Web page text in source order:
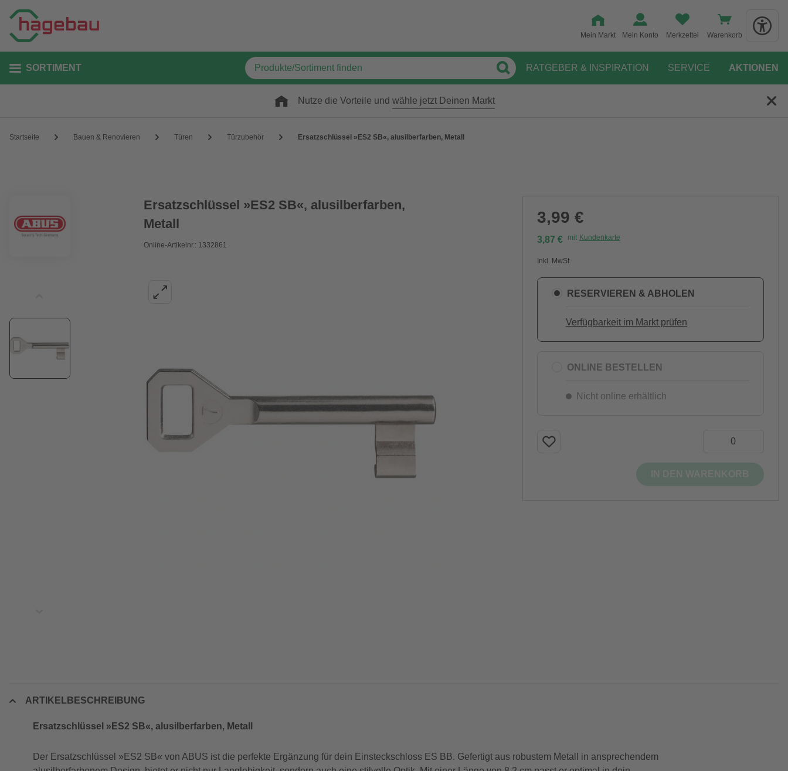
Mein Markt Mein Konto Merkzettel Warenkorb
SORTIMENT RATGEBER & INSPIRATION SERVICE AKTIONEN
Nutze die Vorteile und wähle jetzt Deinen Markt
Startseite Bauen & Renovieren Türen Türzubehör Ersatzschlüssel »ES2 SB«, alusilberfarben, Metall
Ersatzschlüssel »ES2 SB«, alusilberfarben,
Metall
Online-Artikelnr.: 1332861
3,99 €
3,87 € mit Kundenkarte
Inkl. MwSt.
RESERVIEREN & ABHOLEN
Verfügbarkeit im Markt prüfen
ONLINE BESTELLEN
Nicht online erhältlich
ARTIKELBESCHREIBUNG
Ersatzschlüssel »ES2 SB«, alusilberfarben, Metall
Der Ersatzschlüssel »ES2 SB« von ABUS ist die perfekte Ergänzung für dein Einsteckschloss ES BB. Gefertigt aus robustem Metall in ansprechendem